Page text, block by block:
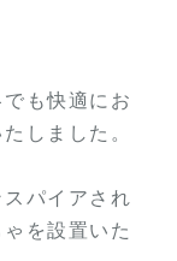
も快適にお
しました。
パイアされ
を設置いた